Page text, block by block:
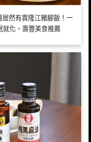
然有賣隆江豬腳飯！一
就化，壽豐美食推薦